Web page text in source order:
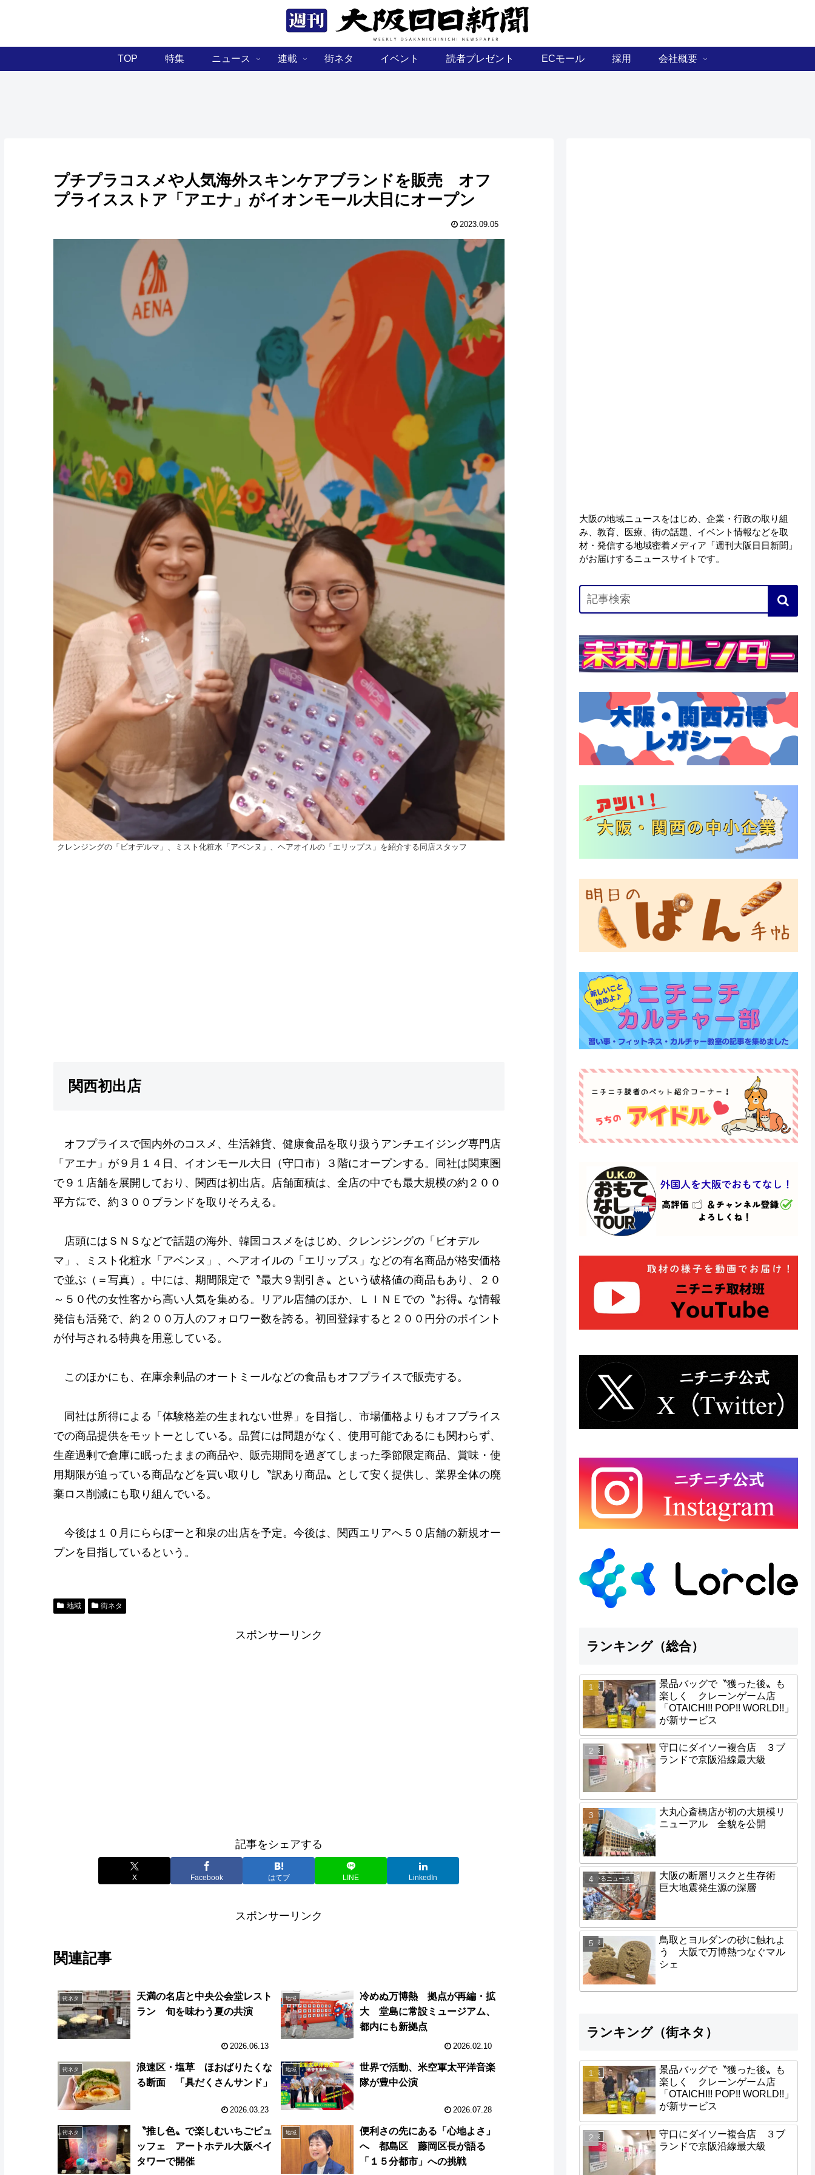
TOP 特集 ニュース 連載 街ネタ イベント 読者プレゼント ECモール 採用 会社概要
プチプラコスメや人気海外スキンケアブランドを販売 オフ
プライスストア「アエナ」がイオンモール大日にオープン
2023.09.05
クレンジングの「ビオデルマ」、ミスト化粧水「アベンヌ」、ヘアオイルの「エリップス」を紹介する同店スタッフ
関西初出店
オフプライスで国内外のコスメ、生活雑貨、健康食品を取り扱うアンチエイジング専門店
「アエナ」が９月１４日、イオンモール大日（守口市）３階にオープンする。同社は関東圏
で９１店舗を展開しており、関西は初出店。店舗面積は、全店の中でも最大規模の約２００
平方㍍で、約３００ブランドを取りそろえる。
店頭にはＳＮＳなどで話題の海外、韓国コスメをはじめ、クレンジングの「ビオデル
マ」、ミスト化粧水「アベンヌ」、ヘアオイルの「エリップス」などの有名商品が格安価格
で並ぶ（＝写真）。中には、期間限定で〝最大９割引き〟という破格値の商品もあり、２０
～５０代の女性客から高い人気を集める。リアル店舗のほか、ＬＩＮＥでの〝お得〟な情報
発信も活発で、約２００万人のフォロワー数を誇る。初回登録すると２００円分のポイント
が付与される特典を用意している。
このほかにも、在庫余剰品のオートミールなどの食品もオフプライスで販売する。
同社は所得による「体験格差の生まれない世界」を目指し、市場価格よりもオフプライス
での商品提供をモットーとしている。品質には問題がなく、使用可能であるにも関わらず、
生産過剰で倉庫に眠ったままの商品や、販売期間を過ぎてしまった季節限定商品、賞味・使
用期限が迫っている商品などを買い取りし〝訳あり商品〟として安く提供し、業界全体の廃
棄ロス削減にも取り組んでいる。
今後は１０月にららぽーと和泉の出店を予定。今後は、関西エリアへ５０店舗の新規オー
プンを目指しているという。
地域 街ネタ
スポンサーリンク
記事をシェアする
X Facebook はてブ LINE LinkedIn
スポンサーリンク
関連記事
街ネタ
天満の名店と中央公会堂レスト
ラン 旬を味わう夏の共演
2026.06.13
地域
冷めぬ万博熱 拠点が再編・拡
大 堂島に常設ミュージアム、
都内にも新拠点
2026.02.10
街ネタ
浪速区・塩草 ほおばりたくな
る断面 「具だくさんサンド」
2026.03.23
地域
世界で活動、米空軍太平洋音楽
隊が豊中公演
2026.07.28
街ネタ
〝推し色〟で楽しむいちごビュ
ッフェ アートホテル大阪ベイ
タワーで開催
地域
便利さの先にある「心地よさ」
へ 都島区 藤岡区長が語る
「１５分都市」への挑戦
大阪の地域ニュースをはじめ、企業・行政の取り組
み、教育、医療、街の話題、イベント情報などを取
材・発信する地域密着メディア「週刊大阪日日新聞」
がお届けするニュースサイトです。
ランキング（総合）
地域
景品バッグで〝獲った後〟も
楽しく クレーンゲーム店
「OTAICHI!! POP!! WORLD!!」
が新サービス
地域
守口にダイソー複合店 ３ブ
ランドで京阪沿線最大級
経済
大丸心斎橋店が初の大規模リ
ニューアル 全貌を公開
わかるニュース
大阪の断層リスクと生存術
巨大地震発生源の深層
地域
鳥取とヨルダンの砂に触れよ
う 大阪で万博熱つなぐマル
シェ
ランキング（街ネタ）
地域
景品バッグで〝獲った後〟も
楽しく クレーンゲーム店
「OTAICHI!! POP!! WORLD!!」
が新サービス
地域
守口にダイソー複合店 ３ブ
ランドで京阪沿線最大級